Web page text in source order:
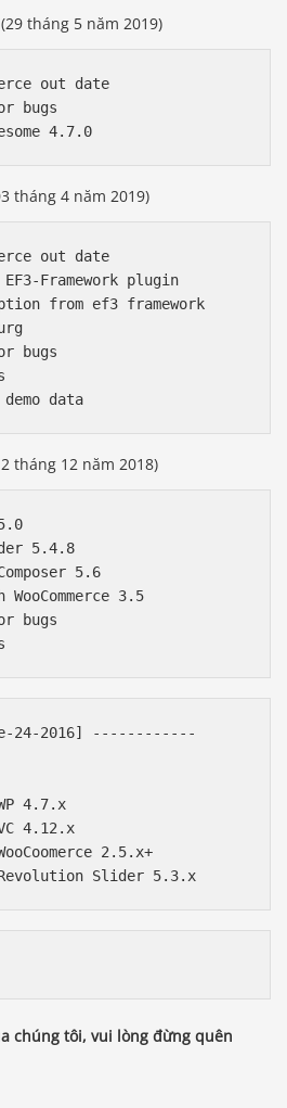
tháng 5 năm 2019)
out date
bugs
tháng 4 năm 2019)
out date
Framework plugin
from ef3 framework
bugs
tháng 12 năm 2018)
5.4.8
5.6
WooCommerce 3.5
bugs
24-2016] ------------
4.7.x
4.12.x
2.5.x+
chúng tôi, vui lòng đừng quên